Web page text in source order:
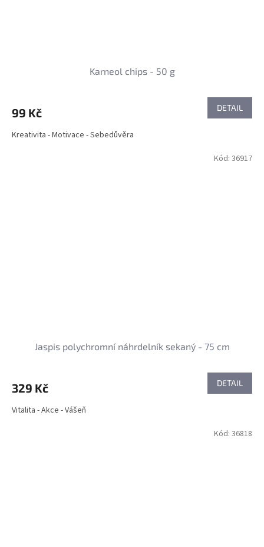
Karneol chips - 50 g
99 Kč DETAIL
Kreativita - Motivace - Sebedůvěra
Jaspis polychromní náhrdelník sekaný - 75 cm
329 Kč DETAIL
Vitalita - Akce - Vášeň
Kód: 36917
Kód: 36818